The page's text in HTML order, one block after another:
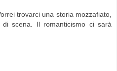
trovarci una storia mozzafiato,
scena. Il romanticismo ci sarà